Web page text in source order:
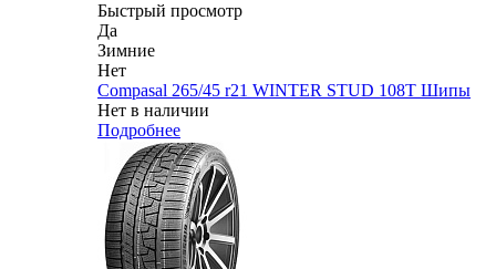
Быстрый просмотр
Да
Зимние
Нет
Compasal 265/45 r21 WINTER STUD 108T Шипы
Нет в наличии
Подробнее